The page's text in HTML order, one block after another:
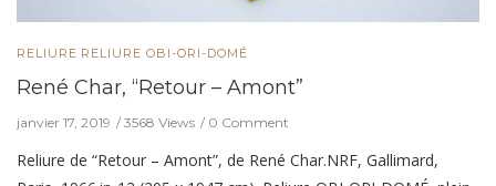
RELIURE RELIURE OBI-ORI-DOMÉ
René Char, “Retour – Amont”
janvier 17, 2019 3568 Views 0 Comment
Reliure de “Retour – Amont”, de René Char.NRF, Gallimard,